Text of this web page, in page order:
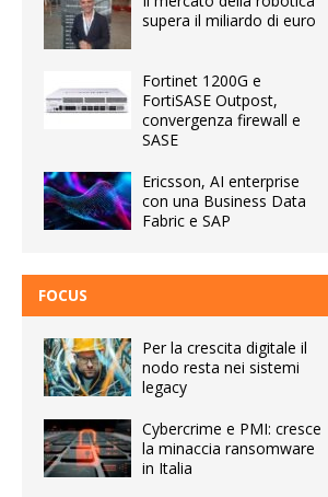
supera il miliardo di euro
Fortinet 1200G e
FortiSASE Outpost,
convergenza firewall e
SASE
Ericsson, AI enterprise
con una Business Data
Fabric e SAP
FOCUS
Per la crescita digitale il
nodo resta nei sistemi
legacy
Cybercrime e PMI: cresce
la minaccia ransomware
in Italia